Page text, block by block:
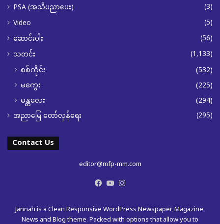
PSA (အသိပညာပေး)
(3)
Video
(5)
ဆောင်းပါး
(56)
သတင်း
(1,133)
စစ်ကိုင်း
(532)
မကွေး
(225)
မန္တလေး
(294)
အညာမြေ တော်လှန်ရေး (295)
Contact Us
editor@mfp-mm.com
Facebook
YouTube
Jannah is a Clean Responsive WordPress Newspaper, Magazine,
News and Blog theme. Packed with options that allow you to